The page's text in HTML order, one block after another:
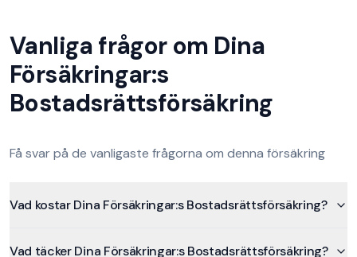
Vanliga frågor om Dina
Försäkringar:s
Bostadsrättsförsäkring
Få svar på de vanligaste frågorna om denna försäkring
Vad kostar Dina Försäkringar:s Bostadsrättsförsäkring?
Vad täcker Dina Försäkringar:s Bostadsrättsförsäkring?